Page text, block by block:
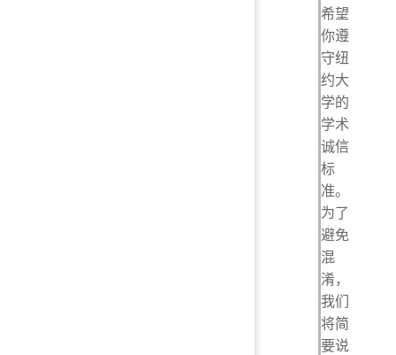
希望
你遵
守纽
约大
学的
学术
诚信
标
准。
为了
避免
混
淆，
我们
将简
要说